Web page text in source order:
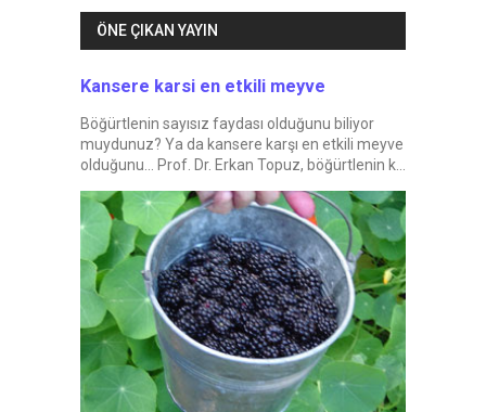
ÖNE ÇIKAN YAYIN
Kansere karsi en etkili meyve
Böğürtlenin sayısız faydası olduğunu biliyor
muydunuz? Ya da kansere karşı en etkili meyve
olduğunu... Prof. Dr. Erkan Topuz, böğürtlenin k...